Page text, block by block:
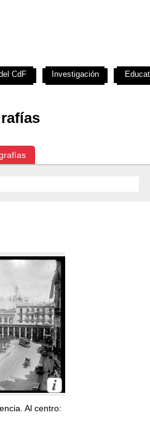
Al centro:
CdF Investigación